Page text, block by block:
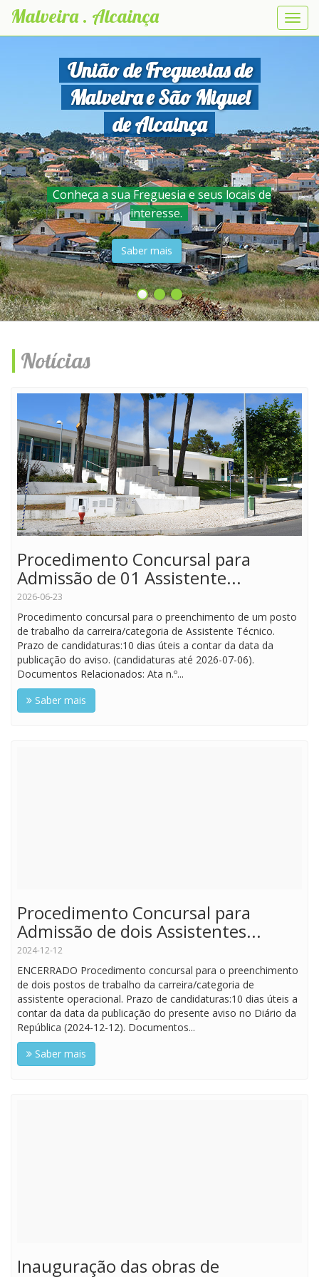
Abrir
Malveira . Alcainça
União de Freguesias de
Malveira e São Miguel
de Alcainça
Conheça a sua Freguesia e seus locais de
interesse.
Saber mais
Notícias
Procedimento Concursal para
Admissão de 01 Assistente...
2026-06-23
Procedimento concursal para o preenchimento de um posto
de trabalho da carreira/categoria de Assistente Técnico.
Prazo de candidaturas:10 dias úteis a contar da data da
publicação do aviso. (candidaturas até 2026-07-06).
Documentos Relacionados: Ata n.º...
Saber mais
Procedimento Concursal para
Admissão de dois Assistentes...
2024-12-12
ENCERRADO Procedimento concursal para o preenchimento
de dois postos de trabalho da carreira/categoria de
assistente operacional. Prazo de candidaturas:10 dias úteis a
contar da data da publicação do presente aviso no Diário da
República (2024-12-12). Documentos...
Saber mais
Inauguração das obras de